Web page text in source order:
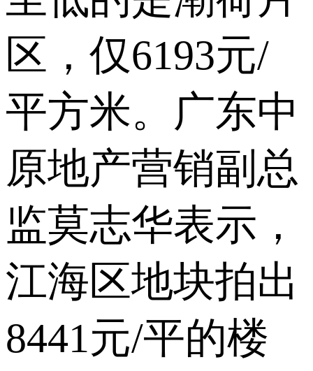
区，仅6193元/
平方米。广东中
原地产营销副总
监莫志华表示，
江海区地块拍出
8441元/平的楼